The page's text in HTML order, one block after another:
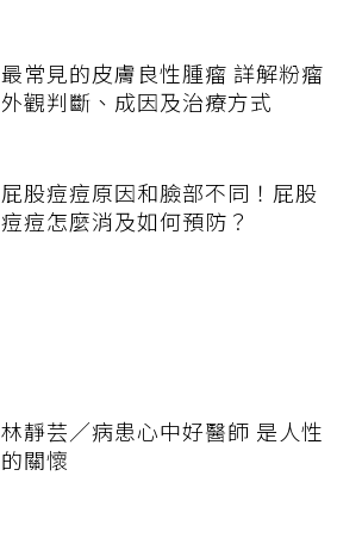
最常見的皮膚良性腫瘤 詳解粉瘤
外觀判斷、成因及治療方式
屁股痘痘原因和臉部不同！屁股
痘痘怎麼消及如何預防？
林靜芸／病患心中好醫師 是人性
的關懷